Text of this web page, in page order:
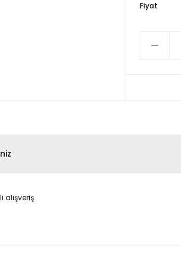
Fiyat
alışveriş.